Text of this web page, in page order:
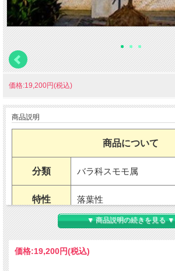
価格:19,200円(税込)
商品説明
商品について
分類 バラ科スモモ属
特性 落葉性
用途 果樹・地植え・鉢植え
耐暑性 強い
▼ 商品説明の続きを見る ▼
価格:19,200円(税込)